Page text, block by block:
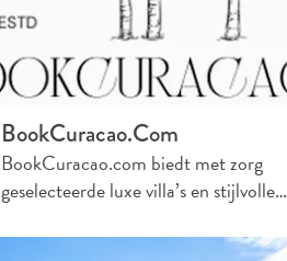
BookCuracao.com
BookCuracao.com biedt met zorg
geselecteerde luxe villa’s en stijlvolle…